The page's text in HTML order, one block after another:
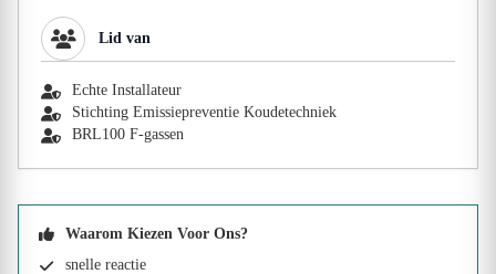
Lid van
Echte Installateur
Stichting Emissiepreventie Koudetechniek
BRL100 F-gassen
Waarom Kiezen Voor Ons?
snelle reactie